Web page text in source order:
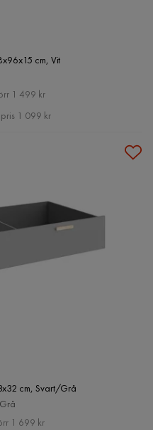
cm, Vit
1 499 kr
1 099 kr
cm, Svart/Grå
1 699 kr